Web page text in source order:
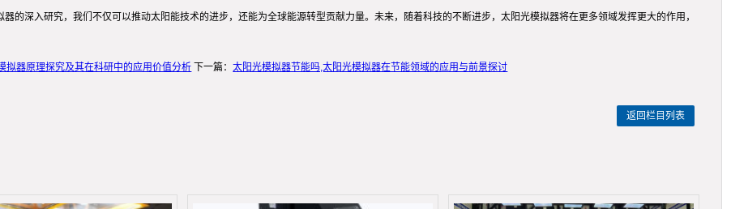
的深入研究，我们不仅可以推动太阳能技术的进步，还能为全球能源转型贡献力量。未来，随着科技的不断进步，太阳光模拟器将在更多领域发挥更大的作用，
拟器原理探究及其在科研中的应用价值分析 下一篇：太阳光模拟器节能吗,太阳光模拟器在节能领域的应用与前景探讨
返回栏目列表